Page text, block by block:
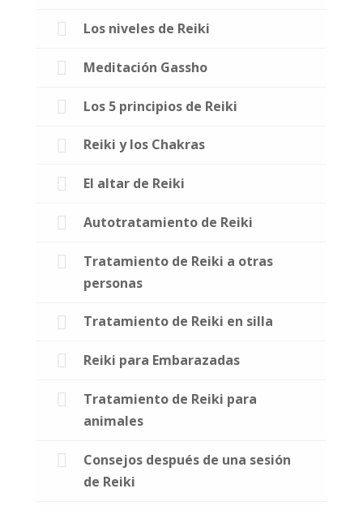
Los niveles de Reiki
Meditación Gassho
Los 5 principios de Reiki
Reiki y los Chakras
El altar de Reiki
Autotratamiento de Reiki
Tratamiento de Reiki a otras
personas
Tratamiento de Reiki en silla
Reiki para Embarazadas
Tratamiento de Reiki para
animales
Consejos después de una sesión
de Reiki